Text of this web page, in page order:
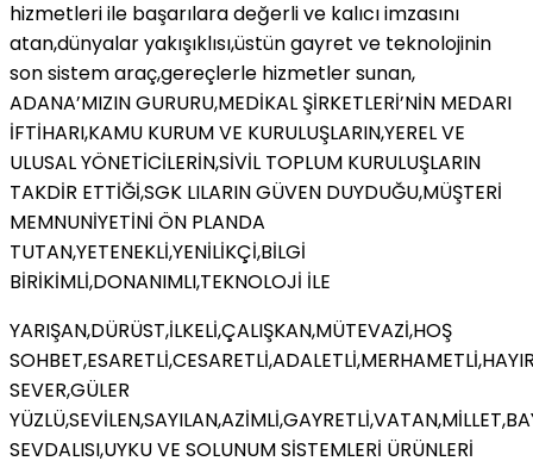
hizmetleri ile başarılara değerli ve kalıcı imzasını
atan,dünyalar yakışıklısı,üstün gayret ve teknolojinin
son sistem araç,gereçlerle hizmetler sunan,
ADANA’MIZIN GURURU,MEDİKAL ŞİRKETLERİ’NİN MEDARI
İFTİHARI,KAMU KURUM VE KURULUŞLARIN,YEREL VE
ULUSAL YÖNETİCİLERİN,SİVİL TOPLUM KURULUŞLARIN
TAKDİR ETTİĞİ,SGK LILARIN GÜVEN DUYDUĞU,MÜŞTERİ
MEMNUNİYETİNİ ÖN PLANDA
TUTAN,YETENEKLİ,YENİLİKÇİ,BİLGİ
BİRİKİMLİ,DONANIMLI,TEKNOLOJİ İLE
YARIŞAN,DÜRÜST,İLKELİ,ÇALIŞKAN,MÜTEVAZİ,HOŞ
SEVER,GÜLER
SEVDALISI,UYKU VE SOLUNUM SİSTEMLERİ ÜRÜNLERİ